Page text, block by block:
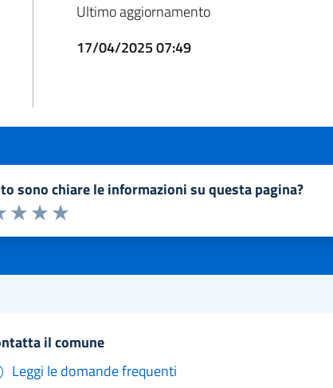
Ultimo aggiornamento
17/04/2025 07:49
sono chiare le informazioni su questa pagina?
1 a 5 stelle la pagina
Valuta 5 stelle su 5
Valuta 4 stelle su 5
Valuta 3 stelle su 5
2 stelle su 5
1 stelle su 5
il comune
Leggi le domande frequenti